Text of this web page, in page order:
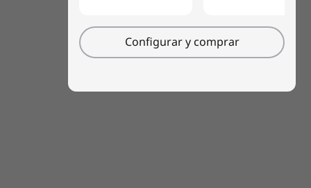
Configurar y comprar